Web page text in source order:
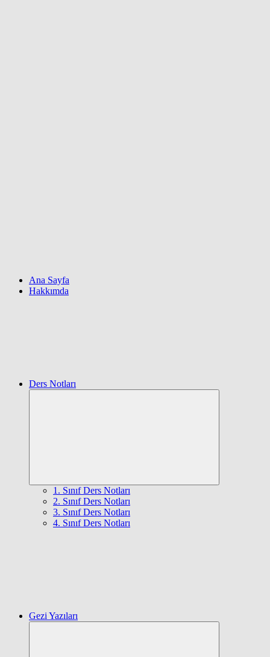
Ana Sayfa
Hakkımda
Ders Notları
1. Sınıf Ders Notları
2. Sınıf Ders Notları
3. Sınıf Ders Notları
4. Sınıf Ders Notları
Gezi Yazıları